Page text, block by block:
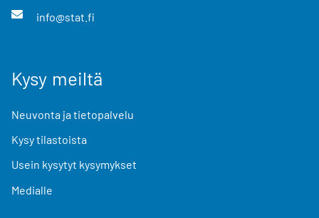
info@stat.fi
Kysy meiltä
Neuvonta ja tietopalvelu
Kysy tilastoista
Usein kysytyt kysymykset
Medialle